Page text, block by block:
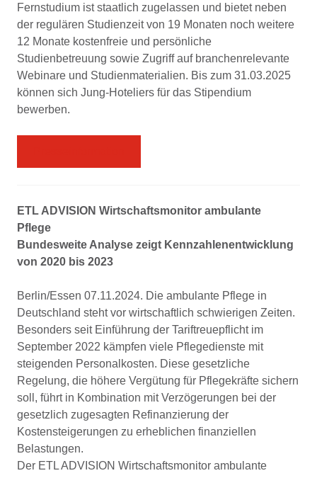
Fernstudium ist staatlich zugelassen und bietet neben
der regulären Studienzeit von 19 Monaten noch weitere
12 Monate kostenfreie und persönliche
Studienbetreuung sowie Zugriff auf branchenrelevante
Webinare und Studienmaterialien. Bis zum 31.03.2025
können sich Jung-Hoteliers für das Stipendium
bewerben.
ETL ADVISION Wirtschaftsmonitor ambulante
Pflege
Bundesweite Analyse zeigt Kennzahlenentwicklung
von 2020 bis 2023
Berlin/Essen 07.11.2024. Die ambulante Pflege in
Deutschland steht vor wirtschaftlich schwierigen Zeiten.
Besonders seit Einführung der Tariftreuepflicht im
September 2022 kämpfen viele Pflegedienste mit
steigenden Personalkosten. Diese gesetzliche
Regelung, die höhere Vergütung für Pflegekräfte sichern
soll, führt in Kombination mit Verzögerungen bei der
gesetzlich zugesagten Refinanzierung der
Kostensteigerungen zu erheblichen finanziellen
Belastungen.
Der ETL ADVISION Wirtschaftsmonitor ambulante